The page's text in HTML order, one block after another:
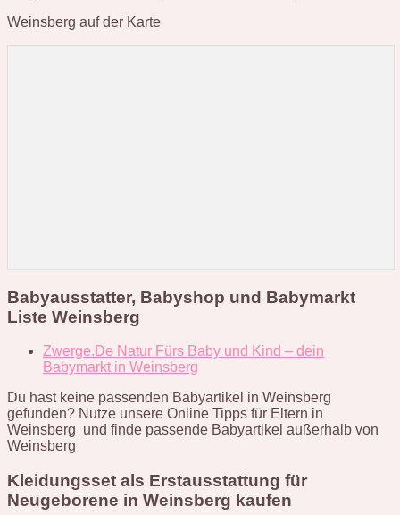
Weinsberg auf der Karte
Babyausstatter, Babyshop und Babymarkt
Liste Weinsberg
Zwerge.De Natur Fürs Baby und Kind – dein
Babymarkt in Weinsberg
Du hast keine passenden Babyartikel in Weinsberg
gefunden? Nutze unsere Online Tipps für Eltern in
Weinsberg und finde passende Babyartikel außerhalb von
Weinsberg
Kleidungsset als Erstausstattung für
Neugeborene in Weinsberg kaufen